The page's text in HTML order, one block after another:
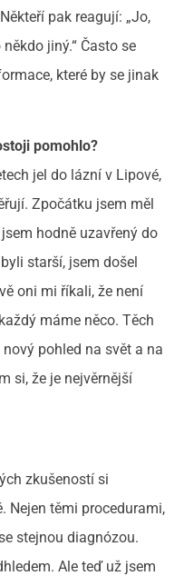
pak reagují: „Jo,
jiný.“ Často se
které by se jinak
pomohlo?
jel do lázní v Lipové,
Zpočátku jsem měl
hodně uzavřený do
starší, jsem došel
oni mi říkali, že není
máme něco. Těch
pohled na svět a na
si, že je nejvěrnější
zkušeností si
Nejen těmi procedurami,
stejnou diagnózou.
Ale teď už jsem